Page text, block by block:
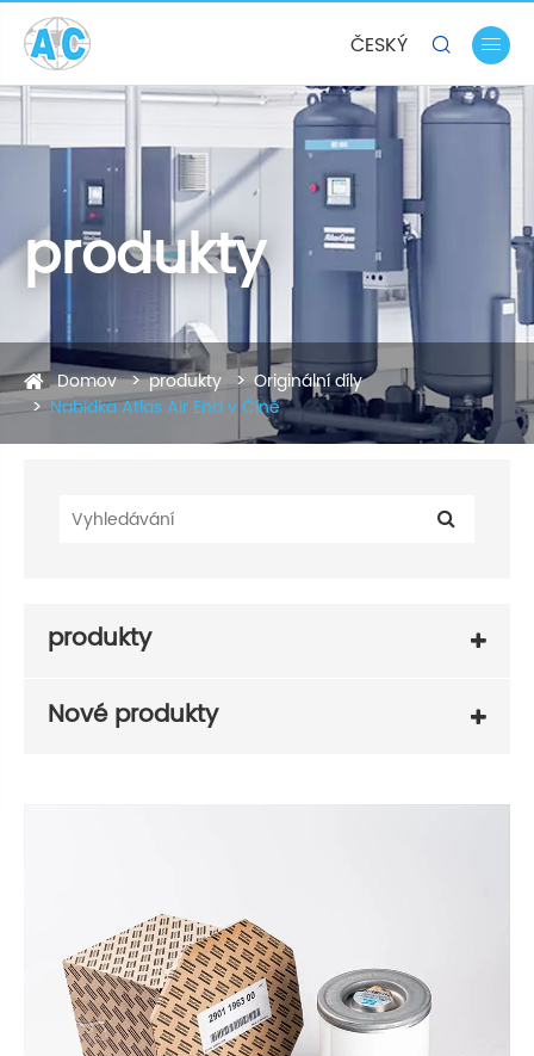
ČESKÝ  
produkty
Domov produkty
Originální díly
Nabídka Atlas Air End v Číně
produkty
Nové produkty